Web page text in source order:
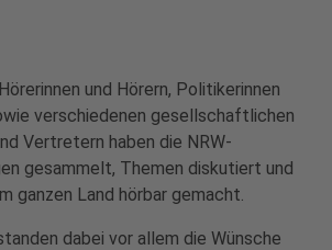
und Hörern, Politikerinnen
verschiedenen gesellschaftlichen
Vertretern haben die NRW-
gesammelt, Themen diskutiert und
ganzen Land hörbar gemacht.
dabei vor allem die Wünsche